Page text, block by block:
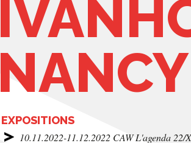
NANCY
EXPOSITIONS
10.11.2022-11.12.2022 CAW L'agenda